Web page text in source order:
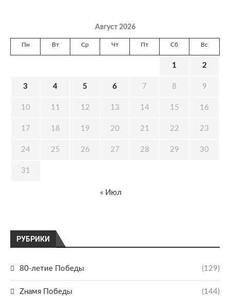
РУБРИКИ
80-летие Победы (129)
Zнамя Победы (144)
Август 2026
Пн Вт Ср Чт Пт Сб Вс
1 2
3 4 5 6 7 8 9
10 11 12 13 14 15 16
17 18 19 20 21 22 23
24 25 26 27 28 29 30
31
« Июл